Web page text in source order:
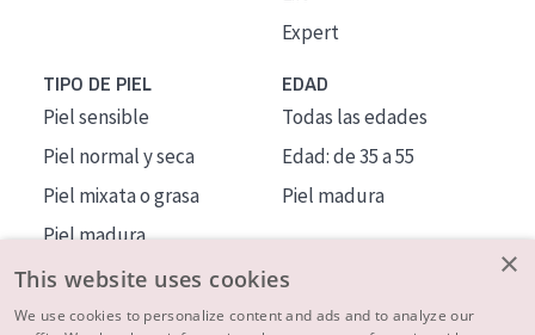
Expert
TIPO DE PIEL
Piel sensible
Piel normal y seca
Piel mixata o grasa
Piel madura
Piel expuesta al sol
Piel menopáusica
EDAD
Todas las edades
Edad: de 35 a 55
Piel madura
×
This website uses cookies
We use cookies to personalize content and ads and to analyze our